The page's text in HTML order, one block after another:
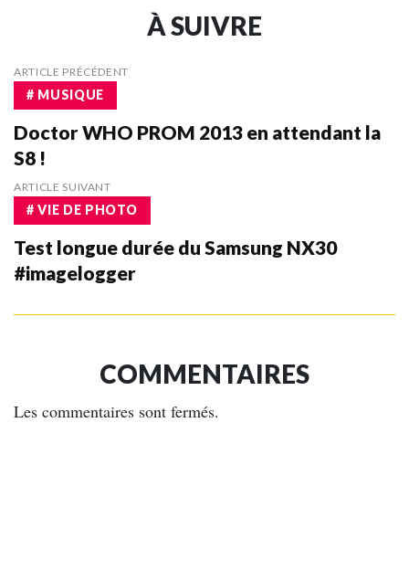
À SUIVRE
ARTICLE PRÉCÉDENT
# MUSIQUE
Doctor WHO PROM 2013 en attendant la
S8 !
ARTICLE SUIVANT
# VIE DE PHOTO
Test longue durée du Samsung NX30
#imagelogger
COMMENTAIRES
Les commentaires sont fermés.